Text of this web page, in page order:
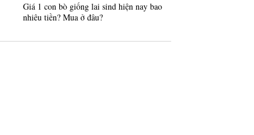
Giá 1 con bò giống lai sind hiện nay bao
nhiêu tiền? Mua ở đâu?